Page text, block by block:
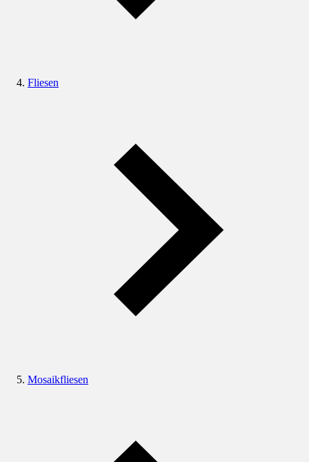
Fliesen
Mosaikfliesen